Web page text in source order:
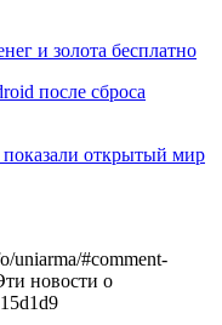
и золота бесплатно
после сброса
открытый мир
uniarma/#comment-
новости о